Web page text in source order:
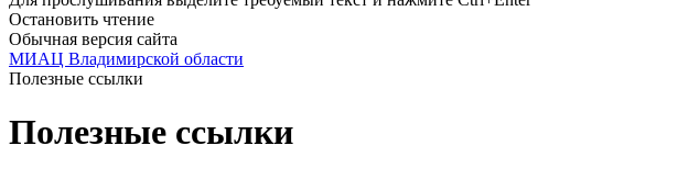
Остановить чтение
Обычная версия сайта
МИАЦ Владимирской области
Полезные ссылки
Полезные ссылки